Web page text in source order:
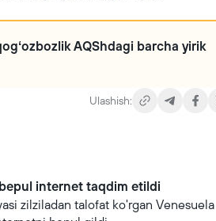
AQShdagi barcha yirik
Ulashish:
internet taqdim etildi
zilziladan talofat ko'rgan Venesuela